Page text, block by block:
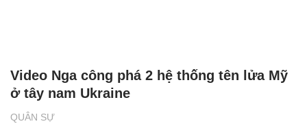
QUÂN SỰ
Video Nga công phá 2 hệ thống tên lửa Mỹ
ở tây nam Ukraine